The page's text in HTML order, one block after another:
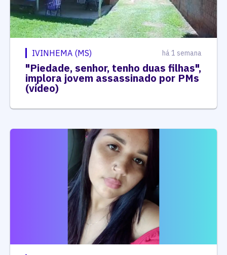
IVINHEMA (MS) há 1 semana
"Piedade, senhor, tenho duas filhas",
implora jovem assassinado por PMs
(vídeo)